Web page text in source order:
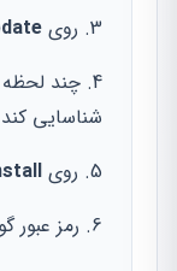
روی
چند
شناسایی
روی
رمز عبور